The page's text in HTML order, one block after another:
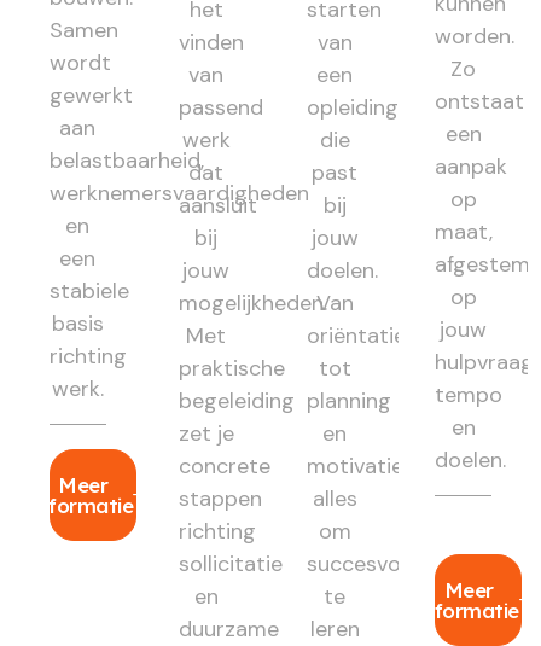
Samen
wordt
gewerkt
aan
belastbaarheid,
werknemersvaardigheden
en
een
stabiele
basis
richting
werk.
Meer
informatie
het
vinden
van
passend
werk
dat
aansluit
bij
jouw
mogelijkheden.
Met
praktische
begeleiding
zet je
concrete
stappen
richting
sollicitatie
en
duurzame
starten
van
een
opleiding
die
past
bij
jouw
doelen.
Van
oriëntatie
tot
planning
en
motivatie:
alles
om
succesvol
te
leren
worden.
Zo
ontstaat
een
aanpak
op
maat,
op
jouw
hulpvraag,
tempo
en
doelen.
Meer
informatie